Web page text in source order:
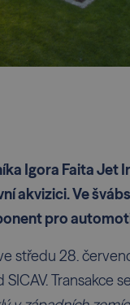
Igora Faita Jet
akvizici. Ve
pro
středu 28.
Transakce